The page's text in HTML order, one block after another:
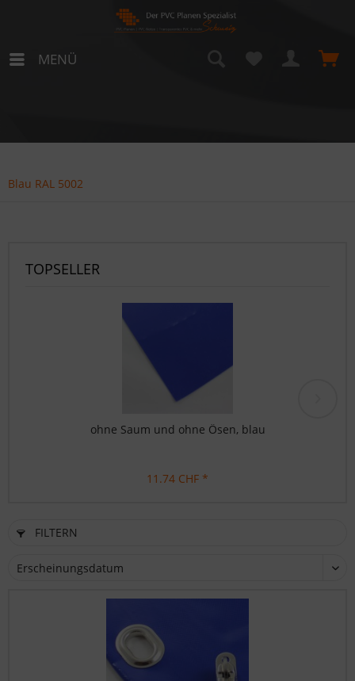
MENÜ
Blau RAL 5002
TOPSELLER
ohne Saum und ohne Ösen, blau
11.74 CHF *
FILTERN